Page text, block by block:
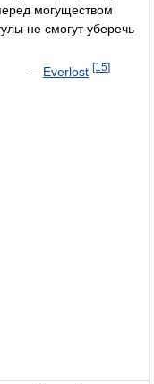
могуществом
не смогут уберечь
— Everlost [15]